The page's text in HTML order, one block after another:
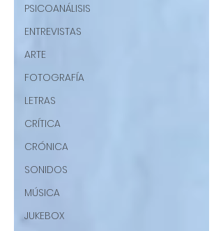
PSICOANÁLISIS
ENTREVISTAS
ARTE
FOTOGRAFÍA
LETRAS
CRÍTICA
CRÓNICA
SONIDOS
MÚSICA
JUKEBOX